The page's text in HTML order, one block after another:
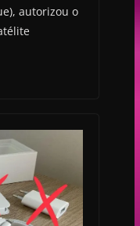
autorizou o